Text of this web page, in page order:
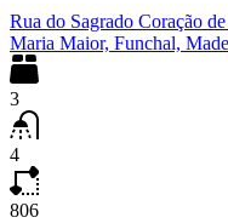
Rua do Sagrado Coração
Maria Maior, Funchal,
3
4
806